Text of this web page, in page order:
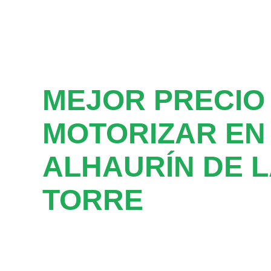
MEJOR
MOTORIZAR EN
ALHAURÍN DE
TORRE